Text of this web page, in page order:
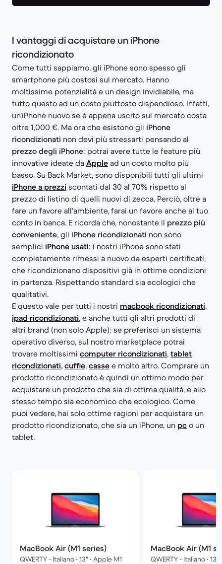
I vantaggi di acquistare un iPhone
ricondizionato
Come tutti sappiamo, gli iPhone sono spesso gli
smartphone più costosi sul mercato. Hanno
moltissime potenzialità e un design invidiabile, ma
tutto questo ad un costo piuttosto dispendioso. Infatti,
un’iPhone nuovo se è appena uscito sul mercato costa
oltre 1,000 €. Ma ora che esistono gli iPhone
ricondizionati non devi più stressarti pensando al
prezzo degli iPhone: potrai avere tutte le feature più
innovative ideate da Apple ad un costo molto più
basso. Su Back Market, sono disponibili tutti gli ultimi
iPhone a prezzi scontati dal 30 al 70% rispetto al
prezzo di listino di quelli nuovi di zecca. Perciò, oltre a
fare un favore all’ambiente, farai un favore anche al tuo
conto in banca. E ricorda che, nonostante il prezzo più
conveniente, gli iPhone ricondizionati non sono
semplici iPhone usati: i nostri iPhone sono stati
completamente rimessi a nuovo da esperti certificati,
che ricondizionano dispositivi già in ottime condizioni
in partenza. Rispettando standard sia ecologici che
qualitativi.
E questo vale per tutti i nostri macbook ricondizionati,
ipad ricondizionati, e anche tutti gli altri prodotti di
altri brand (non solo Apple): se preferisci un sistema
operativo diverso, sul nostro marketplace potrai
trovare moltissimi computer ricondizionati, tablet
ricondizionati, cuffie, casse e molto altro. Comprare un
prodotto ricondizionato è quindi un ottimo modo per
acquistare un prodotto che sia di ottima qualità, e allo
stesso tempo sia economico che ecologico. Come
puoi vedere, hai solo ottime ragioni per acquistare un
prodotto ricondizionato, che sia un iPhone, un pc o un
tablet.
MacBook Air (M1 series)
QWERTY - Italiano • 13" • Apple M1
MacBook Air (M1
QWERTY - Italiano • 13"